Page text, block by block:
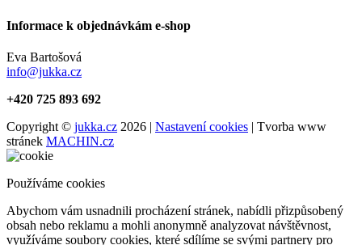
Informace k objednávkám e-shop
Eva Bartošová
info@jukka.cz
+420 725 893 692
Copyright © jukka.cz 2026 | Nastavení cookies | Tvorba www
stránek MACHIN.cz
Používáme cookies
Abychom vám usnadnili procházení stránek, nabídli přizpůsobený
obsah nebo reklamu a mohli anonymně analyzovat návštěvnost,
využíváme soubory cookies, které sdílíme se svými partnery pro